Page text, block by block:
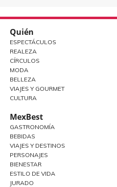
Quién
ESPECTÁCULOS
REALEZA
CÍRCULOS
MODA
BELLEZA
VIAJES Y GOURMET
CULTURA
MexBest
GASTRONOMÍA
BEBIDAS
VIAJES Y DESTINOS
PERSONAJES
BIENESTAR
ESTILO DE VIDA
JURADO